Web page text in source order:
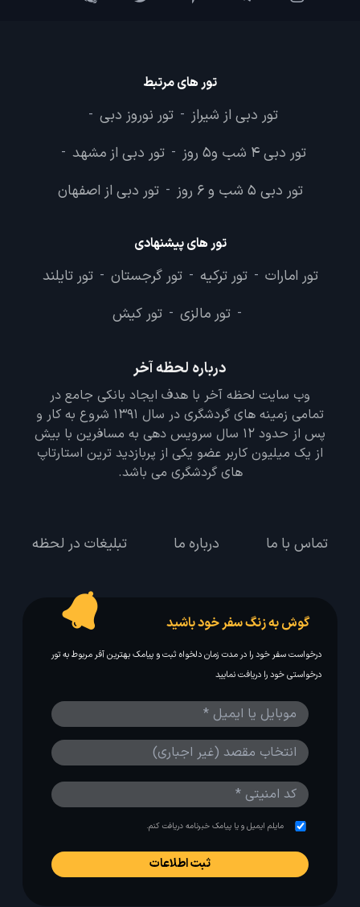
تور های مرتبط
تور دبی از شیراز - تور نوروز دبی -
تور دبی 4 شب و5 روز - تور دبی از مشهد -
تور دبی 5 شب و 6 روز - تور دبی از اصفهان
تور های پیشنهادی
تور امارات - تور ترکیه - تور گرجستان - تور تایلند
- تور مالزی - تور کیش
درباره لحظه آخر
وب سایت لحظه آخر با هدف ایجاد بانکی جامع در
تمامی زمینه های گردشگری در سال 1391 شروع به کار و
پس از حدود 12 سال سرویس دهی به مسافرین با بیش
از یک میلیون کاربر عضو یکی از پربازدید ترین استارتاپ
های گردشگری می باشد.
تماس با ما درباره ما تبلیغات در لحظه
گوش به زنگ سفر خود باشید
درخواست سفر خود را در مدت زمان دلخواه ثبت و پیامک بهترین آفر مربوط به تور
درخواستی خود را دریافت نمایید
مایلم ایمیل و یا پیامک خبرنامه دریافت کنم.